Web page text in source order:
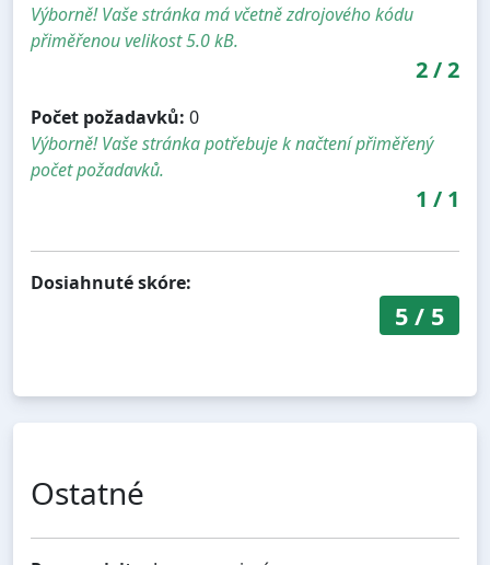
Výborně! Vaše stránka má včetně zdrojového kódu
přiměřenou velikost 5.0 kB.
2/2
Počet požadavků: 0
Výborně! Vaše stránka potřebuje k načtení přiměřený
počet požadavků.
1 / 1
Dosiahnuté skóre:
5/ 5
Ostatné